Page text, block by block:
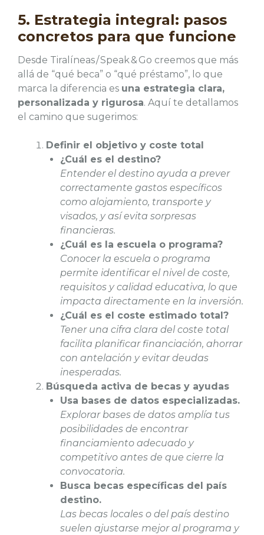
5. Estrategia integral: pasos
concretos para que funcione
Desde Tiralíneas / Speak & Go creemos que más
allá de “qué beca” o “qué préstamo”, lo que
marca la diferencia es una estrategia clara,
personalizada y rigurosa. Aquí te detallamos
el camino que sugerimos:
Definir el objetivo y coste total
¿Cuál es el destino?
Entender el destino ayuda a prever
correctamente gastos específicos
como alojamiento, transporte y
visados, y así evita sorpresas
financieras.
¿Cuál es la escuela o programa?
Conocer la escuela o programa
permite identificar el nivel de coste,
requisitos y calidad educativa, lo que
impacta directamente en la inversión.
¿Cuál es el coste estimado total?
Tener una cifra clara del coste total
facilita planificar financiación, ahorrar
con antelación y evitar deudas
inesperadas.
Búsqueda activa de becas y ayudas
Usa bases de datos especializadas.
Explorar bases de datos amplía tus
posibilidades de encontrar
financiamiento adecuado y
competitivo antes de que cierre la
convocatoria.
Busca becas específicas del país
destino.
Las becas locales o del país destino
suelen ajustarse mejor al programa y